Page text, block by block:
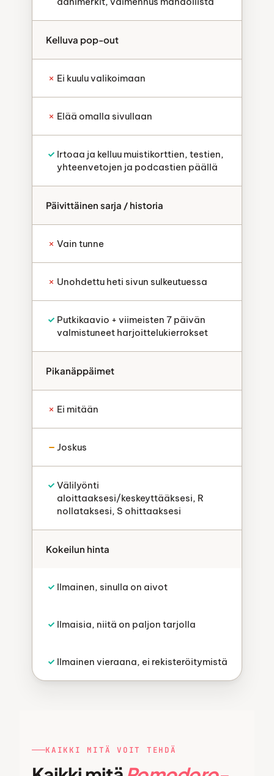
Kelluva pop-out
Ei kuulu valikoimaan
Elää omalla sivullaan
Irtoaa ja kelluu muistikorttien, testien,
yhteenvetojen ja podcastien päällä
Päivittäinen sarja / historia
Vain tunne
Unohdettu heti sivun sulkeutuessa
Putkikaavio + viimeisten 7 päivän
valmistuneet harjoittelukierrokset
Pikanäppäimet
Ei mitään
Joskus
Välilyönti
aloittaaksesi/keskeyttääksesi, R
nollataksesi, S ohittaaksesi
Kokeilun hinta
Ilmainen, sinulla on aivot
Ilmaisia, niitä on paljon tarjolla
Ilmainen vieraana, ei rekisteröitymistä
KAIKKI MITÄ VOIT TEHDÄ